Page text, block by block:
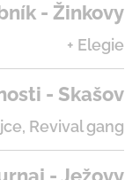
- Žinkovy
+ Elegie
- Skašov
Revival gang